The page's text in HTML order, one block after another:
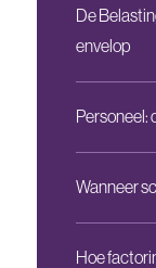
De
envelop
Personeel:
Wanneer
Hoe